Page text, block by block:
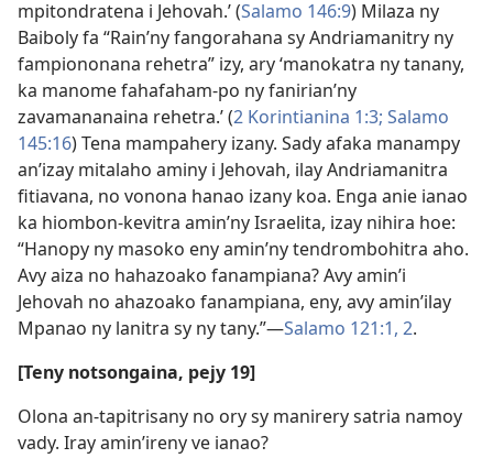
mpitondratena i Jehovah.’ (Salamo 146:9) Milaza ny
Baiboly fa “Rain’ny fangorahana sy Andriamanitry ny
fampiononana rehetra” izy, ary ‘manokatra ny tanany,
ka manome fahafaham-po ny fanirian’ny
zavamananaina rehetra.’ (2 Korintianina 1:3; Salamo
145:16) Tena mampahery izany. Sady afaka manampy
an’izay mitalaho aminy i Jehovah, ilay Andriamanitra
fitiavana, no vonona hanao izany koa. Enga anie ianao
ka hiombon-kevitra amin’ny Israelita, izay nihira hoe:
“Hanopy ny masoko eny amin’ny tendrombohitra aho.
Avy aiza no hahazoako fanampiana? Avy amin’i
Jehovah no ahazoako fanampiana, eny, avy amin’ilay
Mpanao ny lanitra sy ny tany.”—Salamo 121:1, 2.
[Teny notsongaina, pejy 19]
Olona an-tapitrisany no ory sy manirery satria namoy
vady. Iray amin’ireny ve ianao?